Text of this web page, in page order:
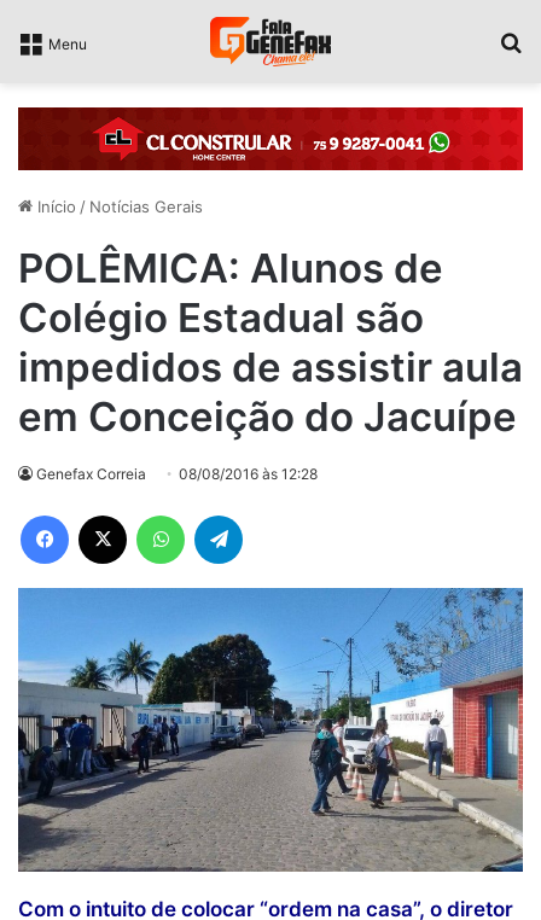
Menu
Início / Notícias Gerais
POLÊMICA: Alunos de
Colégio Estadual são
impedidos de assistir aula
em Conceição do Jacuípe
Genefax Correia 08/08/2016 às 12:28
Facebook WhatsApp
Com o intuito de colocar “ordem na casa”, o diretor